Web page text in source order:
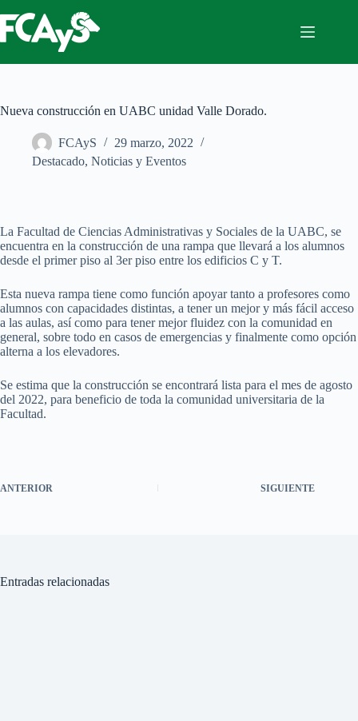
al
contenido
Nueva construcción en UABC unidad Valle Dorado.
FCAyS
29 marzo, 2022
Destacado, Noticias y Eventos
La Facultad de Ciencias Administrativas y Sociales de la UABC, se
encuentra en la construcción de una rampa que llevará a los alumnos
desde el primer piso al 3er piso entre los edificios C y T.
Esta nueva rampa tiene como función apoyar tanto a profesores como
alumnos con capacidades distintas, a tener un mejor y más fácil acceso
a las aulas, así como para tener mejor fluidez con la comunidad en
general, sobre todo en casos de emergencias y finalmente como opción
alterna a los elevadores.
Se estima que la construcción se encontrará lista para el mes de agosto
del 2022, para beneficio de toda la comunidad universitaria de la
Facultad.
ANTERIOR SIGUIENTE
Entradas relacionadas